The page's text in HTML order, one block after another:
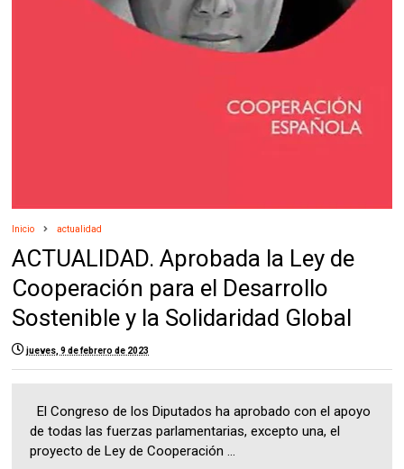
Inicio actualidad
ACTUALIDAD. Aprobada la Ley de
Cooperación para el Desarrollo
Sostenible y la Solidaridad Global
jueves, 9 de febrero de 2023
El Congreso de los Diputados ha aprobado con el apoyo
de todas las fuerzas parlamentarias, excepto una, el
proyecto de Ley de Cooperación ...